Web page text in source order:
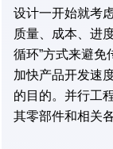
设计一开始就考
质量、成本、进
循环”方式来避免
加快产品开发速
的目的。并行工
其零部件和相关